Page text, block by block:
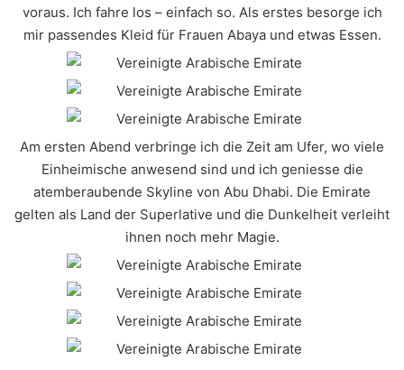
voraus. Ich fahre los – einfach so. Als erstes besorge ich
mirpassendes Kleid für Frauen Abayaund etwas Essen.
Am ersten Abend verbringe ich die Zeit am Ufer, wo viele
Einheimische anwesend sind und ich geniesse die
atemberaubende Skyline von Abu Dhabi. Die Emirate
gelten als Land der Superlative und die Dunkelheit verleiht
ihnen noch mehr Magie.